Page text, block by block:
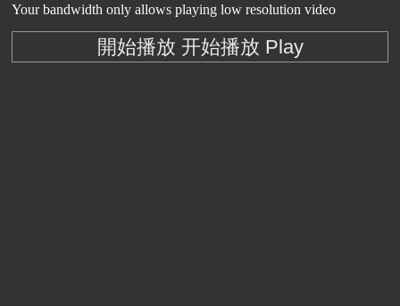
Your bandwidth only allows playing low resolution video
開始播放 开始播放 Play